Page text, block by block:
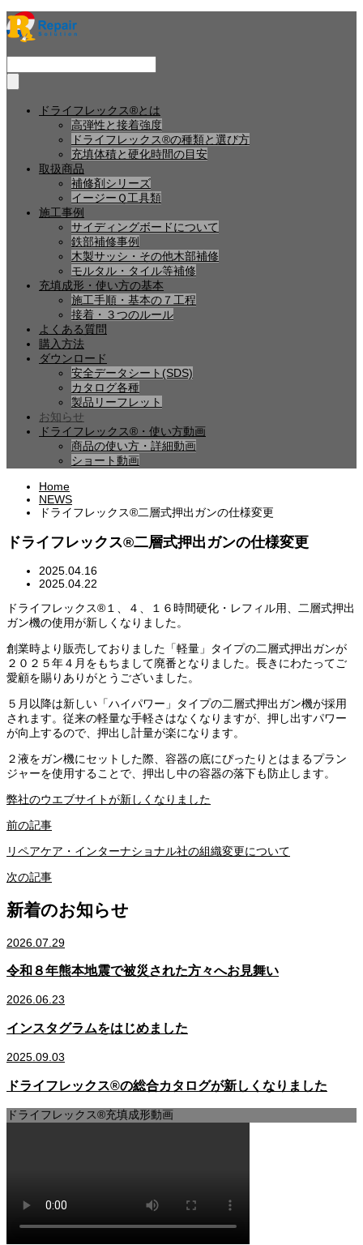
ドライフレックス®とは
高弾性と接着強度
ドライフレックス®の種類と選び方
充填体積と硬化時間の目安
取扱商品
補修剤シリーズ
イージーＱ工具類
施工事例
サイディングボードについて
鉄部補修事例
木製サッシ・その他木部補修
モルタル・タイル等補修
充填成形・使い方の基本
施工手順・基本の７工程
接着・３つのルール
よくある質問
購入方法
ダウンロード
安全データシート(SDS)
カタログ各種
製品リーフレット
お知らせ
ドライフレックス®・使い方動画
商品の使い方・詳細動画
ショート動画
Home
NEWS
ドライフレックス®二層式押出ガンの仕様変更
ドライフレックス®二層式押出ガンの仕様変更
2025.04.16
2025.04.22
ドライフレックス®１、４、１６時間硬化・レフィル用、二層式押出
ガン機の使用が新しくなりました。
創業時より販売しておりました「軽量」タイプの二層式押出ガンが
２０２５年４月をもちまして廃番となりました。長きにわたってご
愛顧を賜りありがとうございました。
５月以降は新しい「ハイパワー」タイプの二層式押出ガン機が採用
されます。従来の軽量な手軽さはなくなりますが、押し出すパワー
が向上するので、押出し計量が楽になります。
２液をガン機にセットした際、容器の底にぴったりとはまるプラン
ジャーを使用することで、押出し中の容器の落下も防止します。
弊社のウエブサイトが新しくなりました
前の記事
リペアケア・インターナショナル社の組織変更について
次の記事
新着のお知らせ
2026.07.29
令和８年熊本地震で被災された方々へお見舞い
2026.06.23
インスタグラムをはじめました
2025.09.03
ドライフレックス®の総合カタログが新しくなりました
ドライフレックス®充填成形動画